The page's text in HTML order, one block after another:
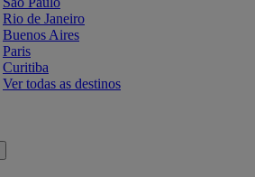
Rio de Janeiro
Buenos Aires
Paris
Curitiba
Ver todas as destinos